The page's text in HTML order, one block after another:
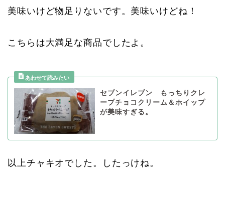
美味いけど物足りないです。美味いけどね！
こちらは大満足な商品でしたよ。
セブンイレブン もっちりクレ
ープチョコクリーム＆ホイップ
が美味すぎる。
以上チャキオでした。したっけね。